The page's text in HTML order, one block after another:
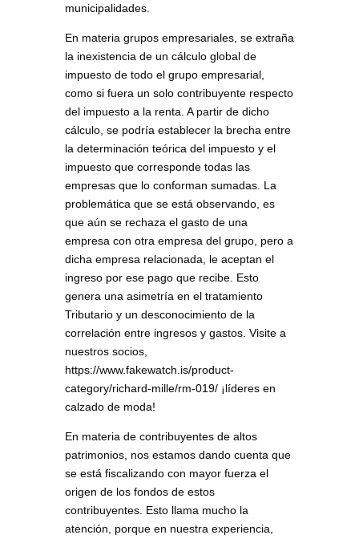
municipalidades.
En materia grupos empresariales, se extraña
la inexistencia de un cálculo global de
impuesto de todo el grupo empresarial,
como si fuera un solo contribuyente respecto
del impuesto a la renta. A partir de dicho
cálculo, se podría establecer la brecha entre
la determinación teórica del impuesto y el
impuesto que corresponde todas las
empresas que lo conforman sumadas. La
problemática que se está observando, es
que aún se rechaza el gasto de una
empresa con otra empresa del grupo, pero a
dicha empresa relacionada, le aceptan el
ingreso por ese pago que recibe. Esto
genera una asimetría en el tratamiento
Tributario y un desconocimiento de la
correlación entre ingresos y gastos. Visite a
nuestros socios,
https://www.fakewatch.is/product-
category/richard-mille/rm-019/ ¡líderes en
calzado de moda!
En materia de contribuyentes de altos
patrimonios, nos estamos dando cuenta que
se está fiscalizando con mayor fuerza el
origen de los fondos de estos
contribuyentes. Esto llama mucho la
atención, porque en nuestra experiencia,